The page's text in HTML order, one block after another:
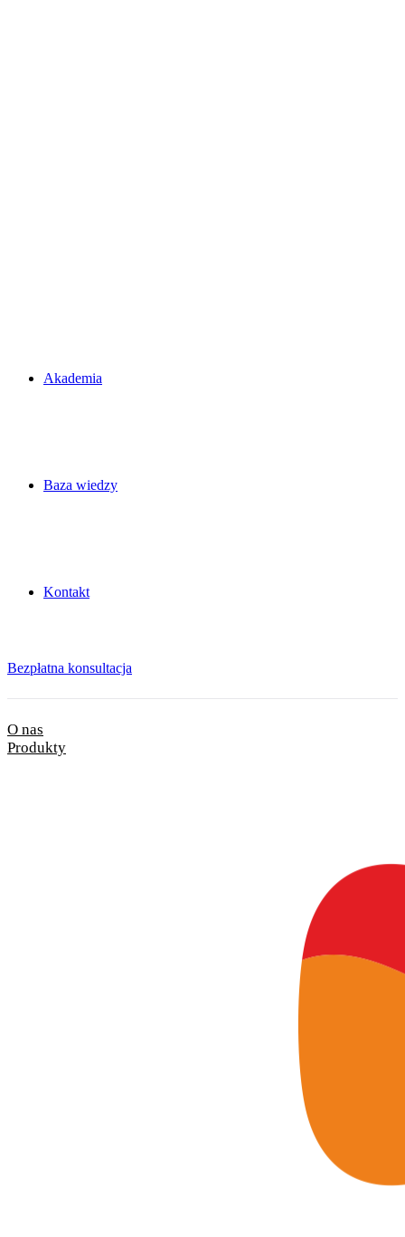
Akademia
Baza wiedzy
Kontakt
Bezpłatna konsultacja
O nas
Produkty